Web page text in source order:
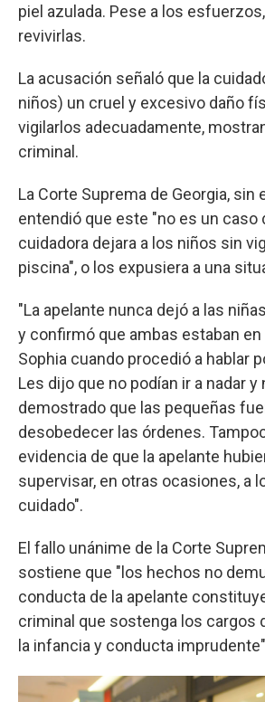
piel azulada. Pese a los
revivirlas.
La acusación señaló que la
niños) un cruel y excesivo daño
vigilarlos adecuadamente,
criminal.
La Corte Suprema de Georgia, sin
entendió que este "no es un caso
cuidadora dejara a los niños sin
piscina", o los expusiera a una
"La apelante nunca dejó a las
y confirmó que ambas estaban en
Sophia cuando procedió a hablar
Les dijo que no podían ir a nadar y
demostrado que las pequeñas
desobedecer las órdenes.
evidencia de que la apelante
supervisar, en otras ocasiones, a
cuidado".
El fallo unánime de la Corte
sostiene que "los hechos no
conducta de la apelante
criminal que sostenga los cargos
la infancia y conducta